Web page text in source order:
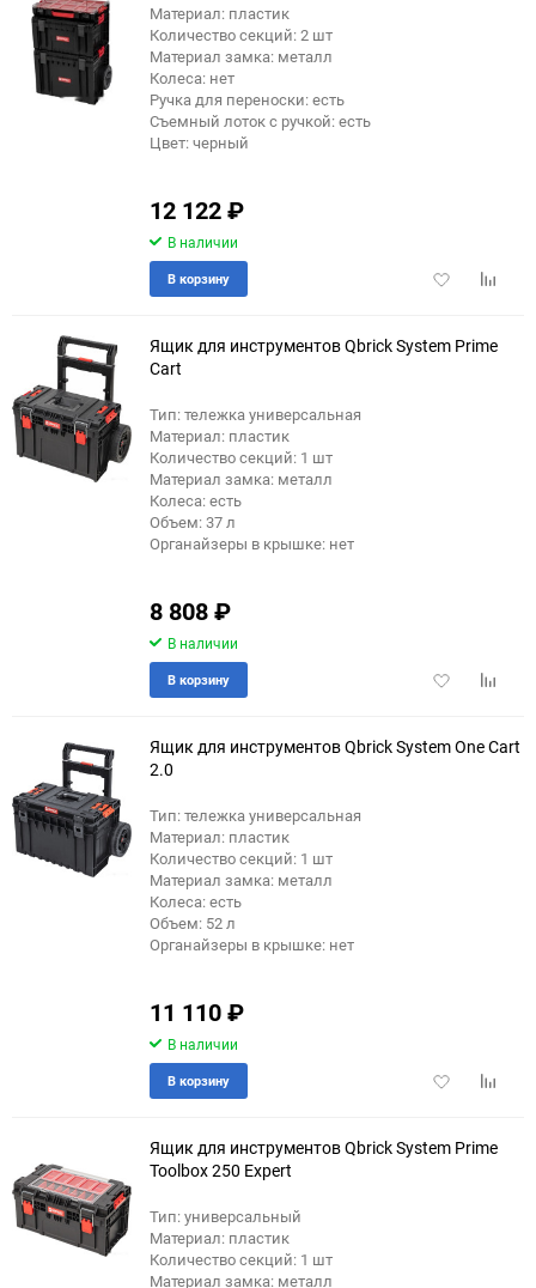
Материал: пластик
Количество секций: 2 шт
Материал замка: металл
Колеса: нет
Ручка для переноски: есть
Съемный лоток с ручкой: есть
Цвет: черный
12 122₽
В наличии
Добавить
В корзину
еще 1 фото
Ящик для инструментов Qbrick System Prime
Cart
Тип: тележка универсальная
Материал: пластик
Количество секций: 1 шт
Материал замка: металл
Колеса: есть
Объем: 37 л
Органайзеры в крышке: нет
8 808₽
В наличии
Добавить
В корзину
Ящик для инструментов Qbrick System One Cart
2.0
Тип: тележка универсальная
Материал: пластик
Количество секций: 1 шт
Материал замка: металл
Колеса: есть
Объем: 52 л
Органайзеры в крышке: нет
11 110₽
В наличии
Добавить
В корзину
еще 5 фото
Ящик для инструментов Qbrick System Prime
Toolbox 250 Expert
Тип: универсальный
Материал: пластик
Количество секций: 1 шт
Материал замка: металл